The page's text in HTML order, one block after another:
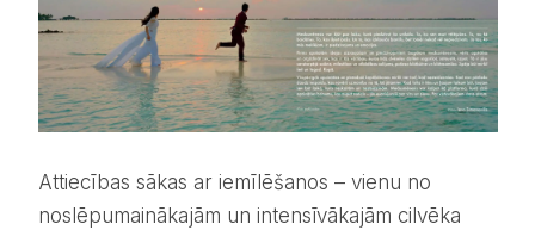
Attiecības sākas ar iemīlēšanos – vienu no
noslēpumainākajām un intensīvākajām cilvēka